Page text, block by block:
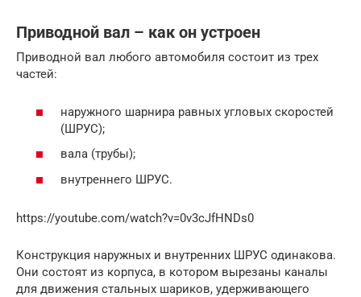
Приводной вал – как он устроен
Приводной вал любого автомобиля состоит из трех
частей:
наружного шарнира равных угловых скоростей
(ШРУС);
вала (трубы);
внутреннего ШРУС.
https://youtube.com/watch?v=0v3cJfHNDs0
Конструкция наружных и внутренних ШРУС одинакова.
Они состоят из корпуса, в котором вырезаны каналы
для движения стальных шариков, удерживающего